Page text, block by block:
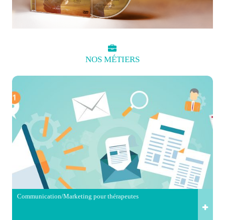
NOS MÉTIERS
Communication/Marketing pour thérapeutes